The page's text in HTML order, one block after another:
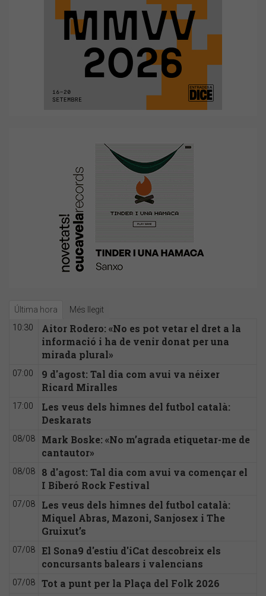
Última hora Més llegit
10:30
Aitor Rodero: «No es pot vetar el dret a la
informació i ha de venir donat per una
mirada plural»
07:00
9 d'agost: Tal dia com avui va néixer
Ricard Miralles
17:00
Les veus dels himnes del futbol català:
Deskarats
08/08
Mark Boske: «No m’agrada etiquetar-me de
cantautor»
08/08
8 d'agost: Tal dia com avui va començar el
I Biberó Rock Festival
07/08
Les veus dels himnes del futbol català:
Miquel Abras, Mazoni, Sanjosex i The
Gruixut’s
07/08
El Sona9 d'estiu d'iCat descobreix els
concursants balears i valencians
07/08 Tot a punt per la Plaça del Folk 2026